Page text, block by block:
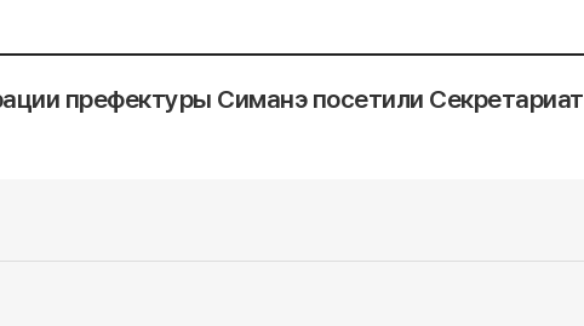
префектуры Симанэ посетили Секретариат